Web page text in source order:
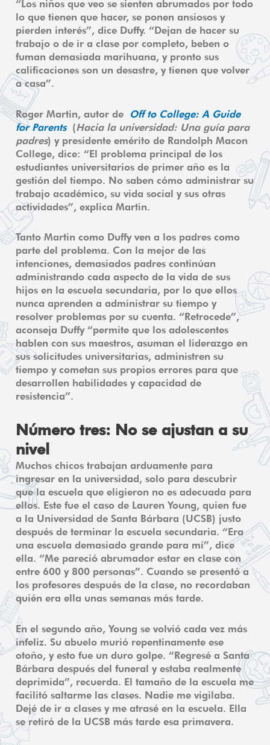
“Los niños que veo se sienten abrumados por todo
lo que tienen que hacer, se ponen ansiosos y
pierden interés”, dice Duffy. “Dejan de hacer su
trabajo o de ir a clase por completo, beben o
fuman demasiada marihuana, y pronto sus
calificaciones son un desastre, y tienen que volver
a casa”.
Roger Martin, autor de Off to College: A Guide
for Parents(Hacia la universidad: Una guía para
padres) y presidente emérito de Randolph Macon
College, dice: “El problema principal de los
estudiantes universitarios de primer año es la
gestión del tiempo. No saben cómo administrar su
trabajo académico, su vida social y sus otras
actividades”, explica Martin.
Tanto Martin como Duffy ven a los padres como
parte del problema. Con la mejor de las
intenciones, demasiados padres continúan
administrando cada aspecto de la vida de sus
hijos en la escuela secundaria, por lo que ellos
nunca aprenden a administrar su tiempo y
resolver problemas por su cuenta. “Retrocede”,
aconseja Duffy “permite que los adolescentes
hablen con sus maestros, asuman el liderazgo en
sus solicitudes universitarias, administren su
tiempo y cometan sus propios errores para que
desarrollen habilidades y capacidad de
resistencia”.
Número tres: No se ajustan a su
nivel
Muchos chicos trabajan arduamente para
ingresar en la universidad, solo para descubrir
que la escuela que eligieron no es adecuada para
ellos. Este fue el caso de Lauren Young, quien fue
a la Universidad de Santa Bárbara (UCSB) justo
después de terminar la escuela secundaria. “Era
una escuela demasiado grande para mí”, dice
ella. “Me pareció abrumador estar en clase con
entre 600 y 800 personas”. Cuando se presentó a
los profesores después de la clase, no recordaban
quién era ella unas semanas más tarde.
En el segundo año, Young se volvió cada vez más
infeliz. Su abuelo murió repentinamente ese
otoño, y esto fue un duro golpe. “Regresé a Santa
Bárbara después del funeral y estaba realmente
deprimida”, recuerda. El tamaño de la escuela me
facilitó saltarme las clases. Nadie me vigilaba.
Dejé de ir a clases y me atrasé en la escuela. Ella
se retiró de la UCSB más tarde esa primavera.